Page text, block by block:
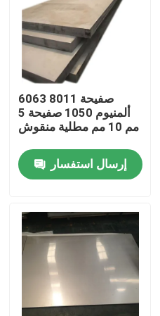
المنتجات
videos
مطحنة إنهاء لفائف الألومنيوم
الألمنيوم المطلي بالألوان
المدرفلة على البارد
ورقة سبائك الألومنيوم
أنبوب دائري من الألومنيوم
6063 8011 صفيحة
ألمنيوم 1050 صفيحة 5
مم 10 مم مطلية منقوش
إرسال استفسار